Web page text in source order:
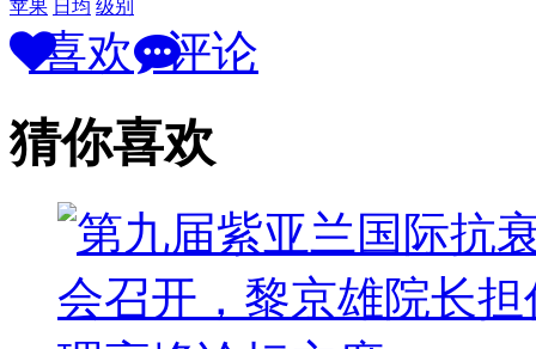
苹果 日均 级别
喜欢 评论
猜你喜欢